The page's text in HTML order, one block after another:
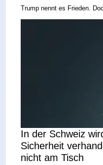
Trump nennt es Frieden.
In der Schweiz
Sicherheit
nicht am Tisch